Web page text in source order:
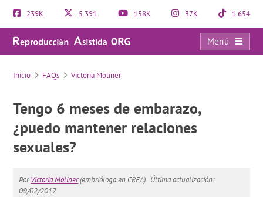
239K 5.391 158K 37K 1.654
Menú
FAQs
Inicio FAQs Victoria Moliner
Tengo 6 meses de embarazo,
¿puedo mantener relaciones
sexuales?
PorVictoria Moliner(embrióloga en CREA). Última actualización:
09/02/2017